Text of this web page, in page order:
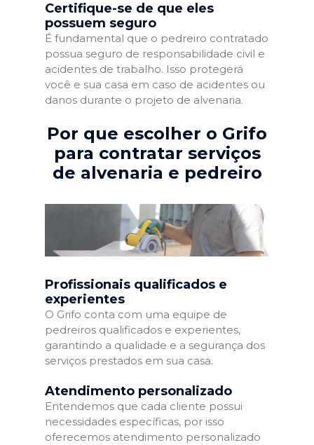
Certifique-se de que eles
possuem seguro
É fundamental que o pedreiro contratado
possua seguro de responsabilidade civil e
acidentes de trabalho. Isso protegerá
você e sua casa em caso de acidentes ou
danos durante o projeto de alvenaria.
Por que escolher o Grifo
para contratar serviços
de alvenaria e pedreiro
Profissionais qualificados e
experientes
O Grifo conta com uma equipe de
pedreiros qualificados e experientes,
garantindo a qualidade e a segurança dos
serviços prestados em sua casa.
Atendimento personalizado
Entendemos que cada cliente possui
necessidades específicas, por isso
oferecemos atendimento personalizado